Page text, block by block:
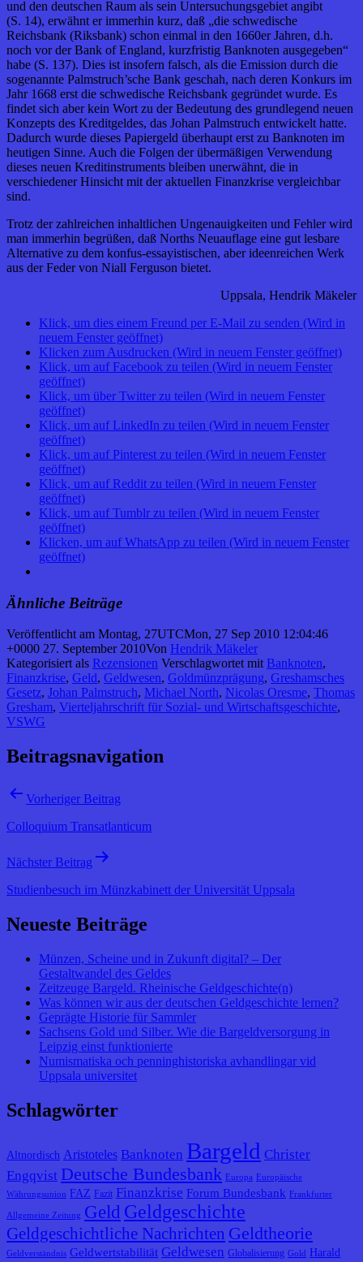
und den deutschen Raum als sein Untersuchungsgebiet angibt
(S. 14), erwähnt er immerhin kurz, daß „die schwedische
Reichsbank (Riksbank) schon einmal in den 1660er Jahren, d.h.
noch vor der Bank of England, kurzfristig Banknoten ausgegeben“
habe (S. 137). Dies ist insofern falsch, als die Emission durch die
sogenannte Palmstruch’sche Bank geschah, nach deren Konkurs im
Jahr 1668 erst die schwedische Reichsbank gegründet wurde. Es
findet sich aber kein Wort zu der Bedeutung des grundlegend neuen
Konzepts des Kreditgeldes, das Johan Palmstruch entwickelt hatte.
Dadurch wurde dieses Papiergeld überhaupt erst zu Banknoten im
heutigen Sinne. Auch die Folgen der übermäßigen Verwendung
dieses neuen Kreditinstruments bleiben unerwähnt, die in
verschiedener Hinsicht mit der aktuellen Finanzkrise vergleichbar
sind.
Trotz der zahlreichen inhaltlichen Ungenauigkeiten und Fehler wird
man immerhin begrüßen, daß Norths Neuauflage eine gut lesbare
Alternative zu dem konfus-essayistischen, aber ideenreichen Werk
aus der Feder von Niall Ferguson bietet.
Uppsala, Hendrik Mäkeler
Klick, um dies einem Freund per E-Mail zu senden (Wird in
neuem Fenster geöffnet)
Klicken zum Ausdrucken (Wird in neuem Fenster geöffnet)
Klick, um auf Facebook zu teilen (Wird in neuem Fenster
geöffnet)
Klick, um über Twitter zu teilen (Wird in neuem Fenster
geöffnet)
Klick, um auf LinkedIn zu teilen (Wird in neuem Fenster
geöffnet)
Klick, um auf Pinterest zu teilen (Wird in neuem Fenster
geöffnet)
Klick, um auf Reddit zu teilen (Wird in neuem Fenster
geöffnet)
Klick, um auf Tumblr zu teilen (Wird in neuem Fenster
geöffnet)
Klicken, um auf WhatsApp zu teilen (Wird in neuem Fenster
geöffnet)
Ähnliche Beiträge
Veröffentlicht am Montag, 27UTCMon, 27 Sep 2010 12:04:46
+0000 27. September 2010Von Hendrik Mäkeler
Kategorisiert als Rezensionen Verschlagwortet mit Banknoten,
Finanzkrise, Geld, Geldwesen, Goldmünzprägung, Greshamsches
Gesetz, Johan Palmstruch, Michael North, Nicolas Oresme, Thomas
Gresham, Vierteljahrschrift für Sozial- und Wirtschaftsgeschichte,
VSWG
Beitragsnavigation
Vorheriger Beitrag
Colloquium Transatlanticum
Nächster Beitrag
Studienbesuch im Münzkabinett der Universität Uppsala
Neueste Beiträge
Münzen, Scheine und in Zukunft digital? – Der
Gestaltwandel des Geldes
Zeitzeuge Bargeld. Rheinische Geldgeschichte(n)
Was können wir aus der deutschen Geldgeschichte lernen?
Geprägte Historie für Sammler
Sachsens Gold und Silber. Wie die Bargeldversorgung in
Leipzig einst funktionierte
Numismatiska och penninghistoriska avhandlingar vid
Uppsala universitet
Schlagwörter
Altnordisch Aristoteles Banknoten Bargeld Christer
Engqvist Deutsche Bundesbank Europa
Europäische
Währungsunion FAZ Fazit Finanzkrise Forum Bundesbank Frankfurter
Allgemeine Zeitung Geld Geldgeschichte
Geldgeschichtliche Nachrichten Geldtheorie
Geldverständnis Geldwertstabilität Geldwesen Globalisierung Gold Harald